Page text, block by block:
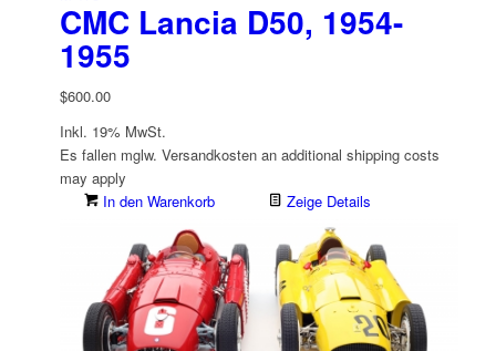
CMC Lancia D50, 1954-
1955
$600.00
Inkl. 19% MwSt.
Es fallen mglw. Versand­kosten an additional shipping costs
may apply
In den Warenkorb
Zeige Details